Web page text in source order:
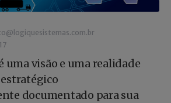
uma visão e uma realidade
documentado para sua